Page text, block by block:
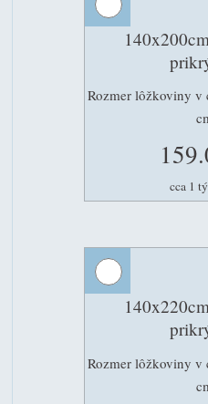
Rozmer lôžkoviny v
cca 1
Rozmer lôžkoviny v